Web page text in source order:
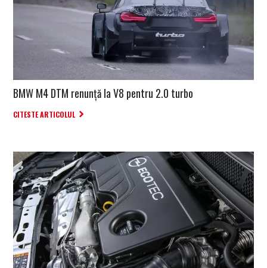
BMW M4 DTM renunță la V8 pentru 2.0 turbo
CITESTE ARTICOLUL